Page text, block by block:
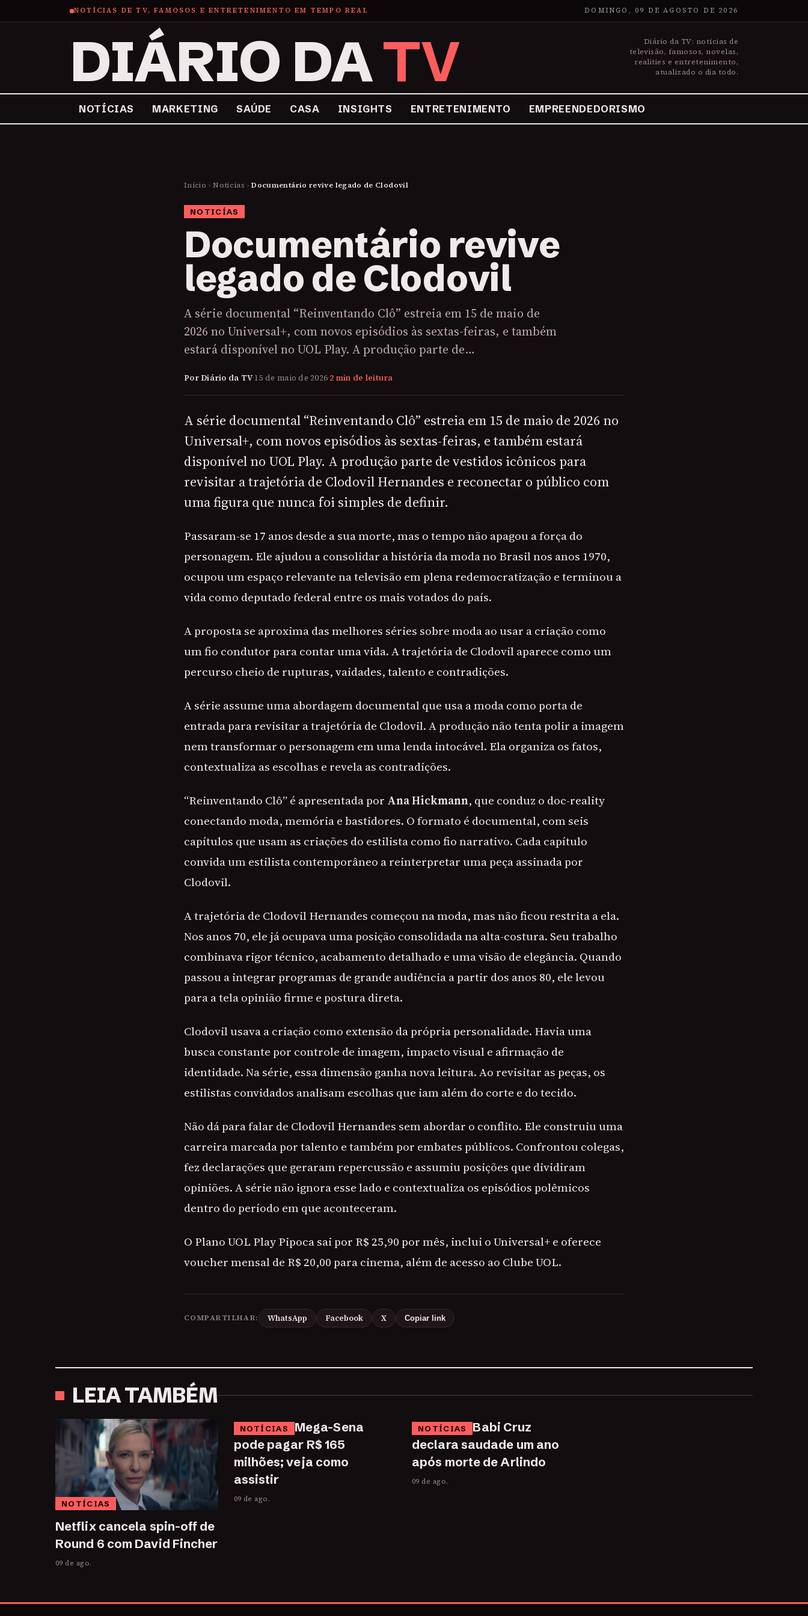
NOTÍCIAS DE TV, FAMOSOS E ENTRETENIMENTO EM TEMPO REAL DOMINGO, 09 DE AGOSTO DE 2026
DIÁRIO DATV
Diário da TV: notícias de
televisão, famosos, novelas,
realities e entretenimento,
atualizado o dia todo.
NOTÍCIAS MARKETING SAÚDE CASA INSIGHTS ENTRETENIMENTO EMPREENDEDORISMO
Início › Noticías › Documentário revive legado de Clodovil
NOTICÍAS
Documentário revive
legado de Clodovil
A série documental “Reinventando Clô” estreia em 15 de maio de
2026 no Universal+, com novos episódios às sextas-feiras, e também
estará disponível no UOL Play. A produção parte de…
Por Diário da TV·15 de maio de 2026·2 min de leitura
A série documental “Reinventando Clô” estreia em 15 de maio de 2026 no
Universal+, com novos episódios às sextas-feiras, e também estará
disponível no UOL Play. A produção parte de vestidos icônicos para
revisitar a trajetória de Clodovil Hernandes e reconectar o público com
uma figura que nunca foi simples de definir.
Passaram-se 17 anos desde a sua morte, mas o tempo não apagou a força do
personagem. Ele ajudou a consolidar a história da moda no Brasil nos anos 1970,
ocupou um espaço relevante na televisão em plena redemocratização e terminou a
vida como deputado federal entre os mais votados do país.
A proposta se aproxima das melhores séries sobre moda ao usar a criação como
um fio condutor para contar uma vida. A trajetória de Clodovil aparece como um
percurso cheio de rupturas, vaidades, talento e contradições.
A série assume uma abordagem documental que usa a moda como porta de
entrada para revisitar a trajetória de Clodovil. A produção não tenta polir a imagem
nem transformar o personagem em uma lenda intocável. Ela organiza os fatos,
contextualiza as escolhas e revela as contradições.
“Reinventando Clô” é apresentada por Ana Hickmann, que conduz o doc-reality
conectando moda, memória e bastidores. O formato é documental, com seis
capítulos que usam as criações do estilista como fio narrativo. Cada capítulo
convida um estilista contemporâneo a reinterpretar uma peça assinada por
Clodovil.
A trajetória de Clodovil Hernandes começou na moda, mas não ficou restrita a ela.
Nos anos 70, ele já ocupava uma posição consolidada na alta-costura. Seu trabalho
combinava rigor técnico, acabamento detalhado e uma visão de elegância. Quando
passou a integrar programas de grande audiência a partir dos anos 80, ele levou
para a tela opinião firme e postura direta.
Clodovil usava a criação como extensão da própria personalidade. Havia uma
busca constante por controle de imagem, impacto visual e afirmação de
identidade. Na série, essa dimensão ganha nova leitura. Ao revisitar as peças, os
estilistas convidados analisam escolhas que iam além do corte e do tecido.
Não dá para falar de Clodovil Hernandes sem abordar o conflito. Ele construiu uma
carreira marcada por talento e também por embates públicos. Confrontou colegas,
fez declarações que geraram repercussão e assumiu posições que dividiram
opiniões. A série não ignora esse lado e contextualiza os episódios polêmicos
dentro do período em que aconteceram.
O Plano UOL Play Pipoca sai por R$ 25,90 por mês, inclui o Universal+ e oferece
voucher mensal de R$ 20,00 para cinema, além de acesso ao Clube UOL.
COMPARTILHAR: WhatsApp Facebook X Copiar link
LEIA TAMBÉM
NOTÍCIAS
Netflix cancela spin-off de
Round 6 com David Fincher
09 de ago.
NOTÍCIAS
Mega-Sena
pode pagar R$ 165
milhões; veja como
assistir
09 de ago.
NOTÍCIAS
Babi Cruz
declara saudade um ano
após morte de Arlindo
09 de ago.